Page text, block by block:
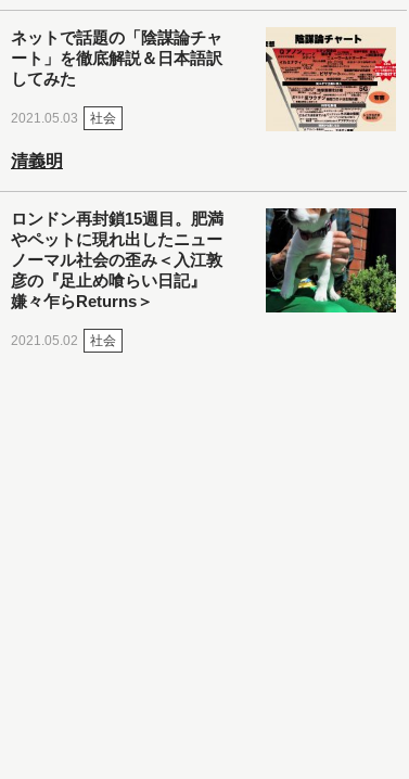
ネットで話題の「陰謀論チャ
ート」を徹底解説＆日本語訳
してみた
2021.05.03 社会
清義明
ロンドン再封鎖15週目。肥満
やペットに現れ出したニュー
ノーマル社会の歪み＜入江敦
彦の『足止め喰らい日記』
嫌々乍らReturns＞
2021.05.02 社会